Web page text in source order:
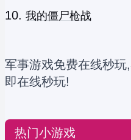
我的僵尸枪战
军事游戏免费在线秒
即在线秒玩!
热门小游戏